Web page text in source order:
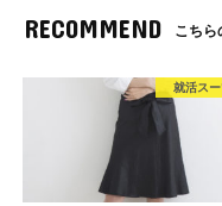
RECOMMEND こちら
就活ス